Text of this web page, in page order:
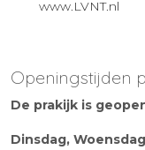
www.LVNT.nl
Openingstijden
De prakijk is
Dinsdag,